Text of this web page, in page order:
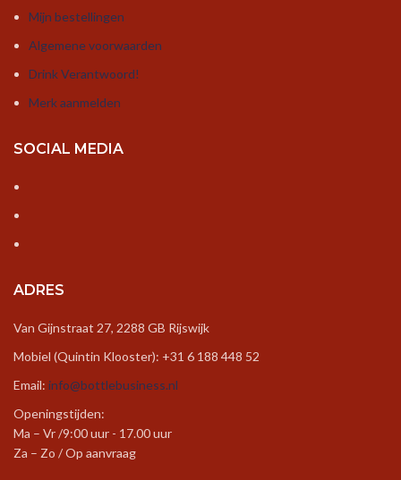
Mijn bestellingen
Algemene voorwaarden
Drink Verantwoord!
Merk aanmelden
SOCIAL MEDIA
ADRES
Van Gijnstraat 27, 2288 GB Rijswijk
Mobiel (Quintin Klooster): +31 6 188 448 52
Email: info@bottlebusiness.nl
Openingstijden:
Ma – Vr /9:00 uur - 17.00 uur
Za – Zo / Op aanvraag